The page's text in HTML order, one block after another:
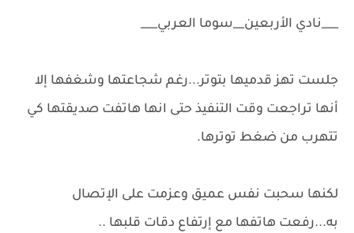
___نادي الأربعين__سوما العربي___
جلست تهز قدميها بتوتر...رغم شجاعتها وشغفها إلا
أنها تراجعت وقت التنفيذ حتى انها هاتفت صديقتها كي
تتهرب من ضغط توترها.
لكنها سحبت نفس عميق وعزمت على الإتصال
به...رفعت هاتفها مع إرتفاع دقات قلبها ..